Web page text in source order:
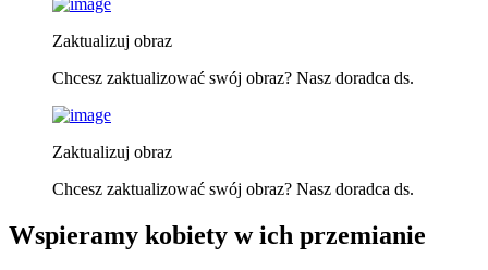
Zaktualizuj obraz
Chcesz zaktualizować swój obraz? Nasz doradca ds.
Zaktualizuj obraz
Chcesz zaktualizować swój obraz? Nasz doradca ds.
Wspieramy kobiety w ich przemianie